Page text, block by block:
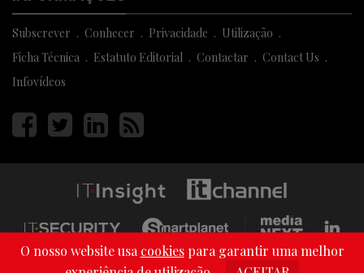
Subscrever Conhecer Privacidade
Utilização
Ficha Técnica
Estatuto Editorial Contactar
Contact Us
Infovídeos
Página
facebook
Página
twitter
Página
linkedin
Página
rss
O nosso website usa cookiespara garantir uma melhor